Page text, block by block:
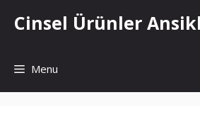
atlaCinsel Ürünler
Menu